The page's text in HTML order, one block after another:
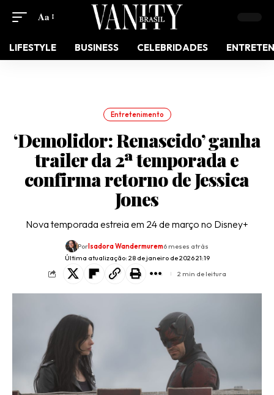
Aa
LIFESTYLE BUSINESS CELEBRIDADES
Entretenimento
‘Demolidor: Renascido’ ganha
trailer da 2ª temporada e
confirma retorno de Jessica
Jones
Nova temporada estreia em 24 de março no Disney+
Última atualização: 28 de janeiro de 2026 21:19
PorIsadora Wandermurem6 meses atrás
2 min de leitura